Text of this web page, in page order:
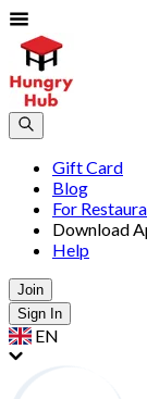
Gift Card
Blog
For
Download
Help
Join
Sign In
EN